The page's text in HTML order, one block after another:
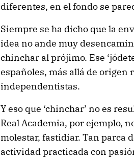
diferentes, en el fondo se
Siempre se ha dicho que la
idea no ande muy
chinchar al prójimo. Ese
españoles, más allá de
independentistas.
Y eso que ‘chinchar’ no es
Real Academia, por ejemplo,
molestar, fastidiar. Tan parca
actividad practicada con